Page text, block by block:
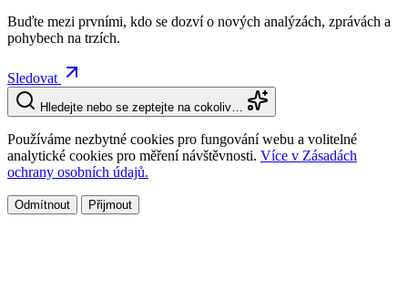
Buďte mezi prvními, kdo se dozví o nových analýzách, zprávách a
pohybech na trzích.
Sledovat
Hledejte nebo se zeptejte na cokoliv…
Používáme nezbytné cookies pro fungování webu a volitelné
analytické cookies pro měření návštěvnosti. Více v Zásadách
ochrany osobních údajů.
Odmítnout Přijmout